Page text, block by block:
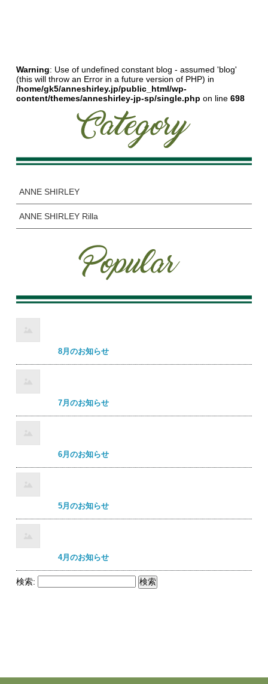
Warning: Use of undefined constant blog - assumed 'blog'
(this will throw an Error in a future version of PHP) in
/home/gk5/anneshirley.jp/public_html/wp-
content/themes/anneshirley-jp-sp/single.php on line698
ANNE SHIRLEY
ANNE SHIRLEY Rilla
8月のお知らせ
7月のお知らせ
6月のお知らせ
5月のお知らせ
4月のお知らせ
検索: